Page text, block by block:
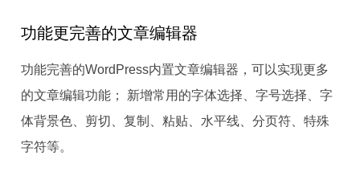
功能更完善的文章编辑器
功能完善的WordPress内置文章编辑器，可以实现更多
的文章编辑功能； 新增常用的字体选择、字号选择、字
体背景色、剪切、复制、粘贴、水平线、分页符、特殊
字符等。